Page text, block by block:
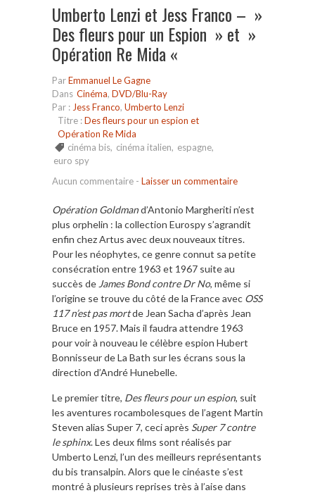
Umberto Lenzi et Jess Franco – »
Des fleurs pour un Espion » et »
Opération Re Mida «
ParEmmanuel Le Gagne
Dans Cinéma, DVD/Blu-Ray
Par : Jess Franco, Umberto Lenzi
Titre :Des fleurs pour un espion et
Opération Re Mida
cinéma bis, cinéma italien, espagne,
euro spy
Aucun commentaire - Laisser un commentaire
Opération Goldmand’Antonio Margheriti n’est
plus orphelin : la collection Eurospy s’agrandit
enfin chez Artus avec deux nouveaux titres.
Pour les néophytes, ce genre connut sa petite
consécration entre 1963 et 1967 suite au
succès de James Bond contre Dr No, même si
l’origine se trouve du côté de la France avec OSS
117 n’est pas mortde Jean Sacha d’après Jean
Bruce en 1957. Mais il faudra attendre 1963
pour voir à nouveau le célèbre espion Hubert
Bonnisseur de La Bath sur les écrans sous la
direction d’André Hunebelle.
Le premier titre, Des fleurs pour un espion, suit
les aventures rocambolesques de l’agent Martin
Steven alias Super 7, ceci après Super 7 contre
le sphinx. Les deux films sont réalisés par
Umberto Lenzi, l’un des meilleurs représentants
du bis transalpin. Alors que le cinéaste s’est
montré à plusieurs reprises très à l’aise dans